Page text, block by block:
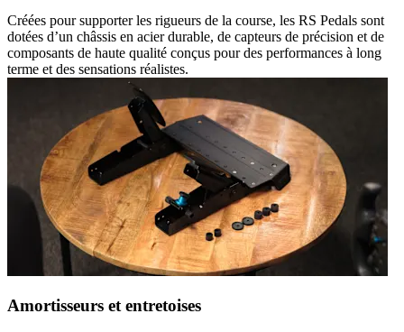
Créées pour supporter les rigueurs de la course, les RS Pedals sont
dotées d’un châssis en acier durable, de capteurs de précision et de
composants de haute qualité conçus pour des performances à long
terme et des sensations réalistes.
Amortisseurs et entretoises